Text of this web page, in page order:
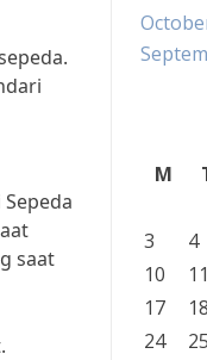
saat
M
3
4
10
11
17
18
24
25